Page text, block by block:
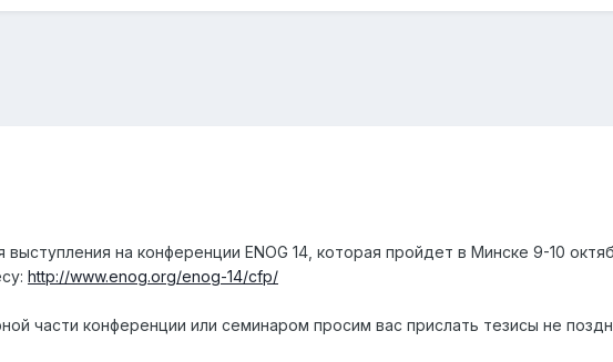
на конференции ENOG 14, которая пройдет в Минске 9-10
http://www.enog.org/enog-14/cfp/
части конференции или семинаром просим вас прислать тезисы не